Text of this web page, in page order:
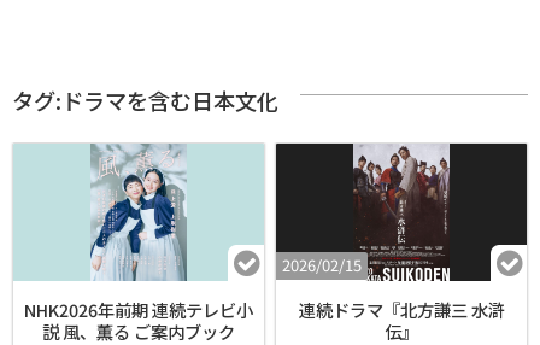
タグ:ドラマを含む日本文化
NHK2026年前期 連続テレビ小
説 風、薫る ご案内ブック
2026/02/15
連続ドラマ『北方謙三 水滸
伝』